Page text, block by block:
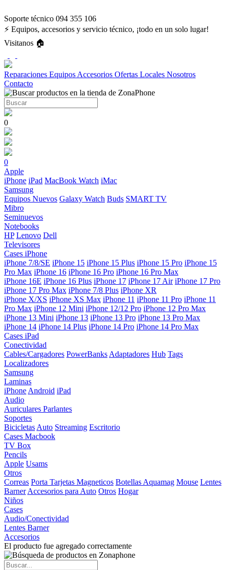
Soporte técnico 094 355 106
⚡ Equipos, accesorios y servicio técnico, ¡todo en un solo lugar!
Visitanos 🏠
Reparaciones Equipos Accesorios Ofertas Locales Nosotros
Contacto
0
0
Apple
iPhone iPad MacBook Watch iMac
Samsung
Equipos Nuevos Galaxy Watch Buds SMART TV
Mibro
Seminuevos
Notebooks
HP Lenovo Dell
Televisores
Cases iPhone
iPhone 7/8/SE iPhone 15 iPhone 15 Plus iPhone 15 Pro iPhone 15
Pro Max iPhone 16 iPhone 16 Pro iPhone 16 Pro Max
iPhone 16E iPhone 16 Plus iPhone 17 iPhone 17 Air iPhone 17 Pro
iPhone 17 Pro Max iPhone 7/8 Plus iPhone XR
iPhone X/XS iPhone XS Max iPhone 11 iPhone 11 Pro iPhone 11
Pro Max iPhone 12 Mini iPhone 12/12 Pro iPhone 12 Pro Max
iPhone 13 Mini iPhone 13 iPhone 13 Pro iPhone 13 Pro Max
iPhone 14 iPhone 14 Plus iPhone 14 Pro iPhone 14 Pro Max
Cases iPad
Conectividad
Cables/Cargadores PowerBanks Adaptadores Hub Tags
Localizadores
Samsung
Laminas
iPhone Android iPad
Audio
Auriculares Parlantes
Soportes
Bicicletas Auto Streaming Escritorio
Cases Macbook
TV Box
Pencils
Apple Usams
Otros
Correas Porta Tarjetas Magneticos Botellas Aquamag Mouse Lentes
Barner Accesorios para Auto Otros Hogar
Niños
Cases
Audio/Conectividad
Lentes Barner
Accesorios
El producto fue agregado correctamente